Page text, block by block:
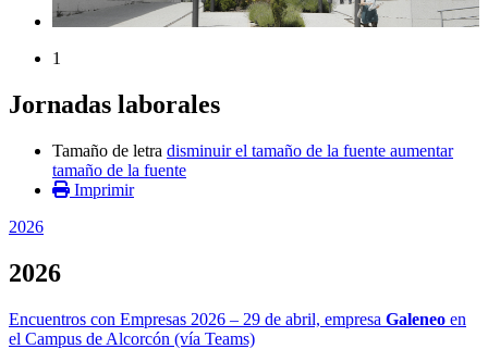
1
Jornadas laborales
Tamaño de letra disminuir el tamaño de la fuente aumentar
tamaño de la fuente
Imprimir
2026
2026
Encuentros con Empresas 2026 – 29 de abril, empresa Galeneo en
el Campus de Alcorcón (vía Teams)